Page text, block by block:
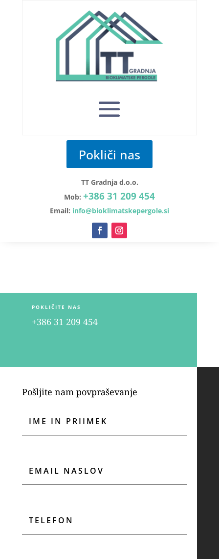
Pokliči nas
TT Gradnja d.o.o.
Mob: +386 31 209 454
Email: info@bioklimatskepergole.si
POKLIČITE NAS
+386 31 209 454
Pošljite nam povpraševanje